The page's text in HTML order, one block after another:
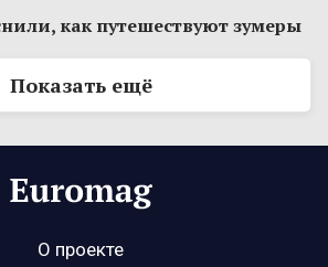
как путешествуют зумеры
Показать ещё
О проекте